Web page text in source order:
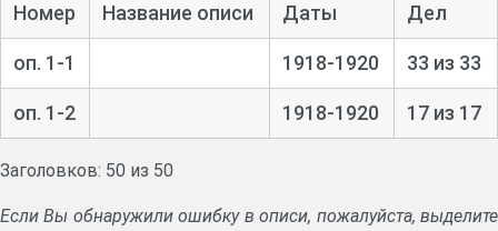
Номер Название описи Даты Дел
оп. 1-1 1918-1920 33 из 33
оп. 1-2 1918-1920 17 из 17
Заголовков: 50 из 50
Если Вы обнаружили ошибку в описи, пожалуйста, выделите